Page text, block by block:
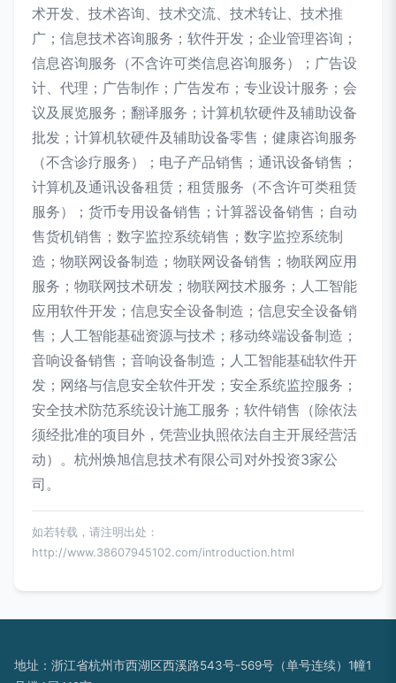
术开发、技术咨询、技术交流、技术转让、技术推
广；信息技术咨询服务；软件开发；企业管理咨询；
信息咨询服务（不含许可类信息咨询服务）；广告设
计、代理；广告制作；广告发布；专业设计服务；会
议及展览服务；翻译服务；计算机软硬件及辅助设备
批发；计算机软硬件及辅助设备零售；健康咨询服务
（不含诊疗服务）；电子产品销售；通讯设备销售；
计算机及通讯设备租赁；租赁服务（不含许可类租赁
服务）；货币专用设备销售；计算器设备销售；自动
售货机销售；数字监控系统销售；数字监控系统制
造；物联网设备制造；物联网设备销售；物联网应用
服务；物联网技术研发；物联网技术服务；人工智能
应用软件开发；信息安全设备制造；信息安全设备销
售；人工智能基础资源与技术；移动终端设备制造；
音响设备销售；音响设备制造；人工智能基础软件开
发；网络与信息安全软件开发；安全系统监控服务；
安全技术防范系统设计施工服务；软件销售（除依法
须经批准的项目外，凭营业执照依法自主开展经营活
动）。杭州焕旭信息技术有限公司对外投资3家公
司。
如若转载，请注明出处：
http://www.38607945102.com/introduction.html
地址：浙江省杭州市西湖区西溪路543号-569号（单号连续）1幢1